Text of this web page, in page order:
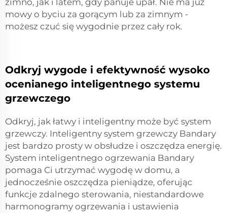
zimno, jak i latem, gdy panuje upał. Nie ma już
mowy o byciu za gorącym lub za zimnym -
możesz czuć się wygodnie przez cały rok.
Odkryj wygode i efektywność wysoko
ocenianego inteligentnego systemu
grzewczego
Odkryj, jak łatwy i inteligentny może być system
grzewczy. Inteligentny system grzewczy Bandary
jest bardzo prosty w obsłudze i oszczędza energię.
System inteligentnego ogrzewania Bandary
pomaga Ci utrzymać wygodę w domu, a
jednocześnie oszczędza pieniądze, oferując
funkcje zdalnego sterowania, niestandardowe
harmonogramy ogrzewania i ustawienia